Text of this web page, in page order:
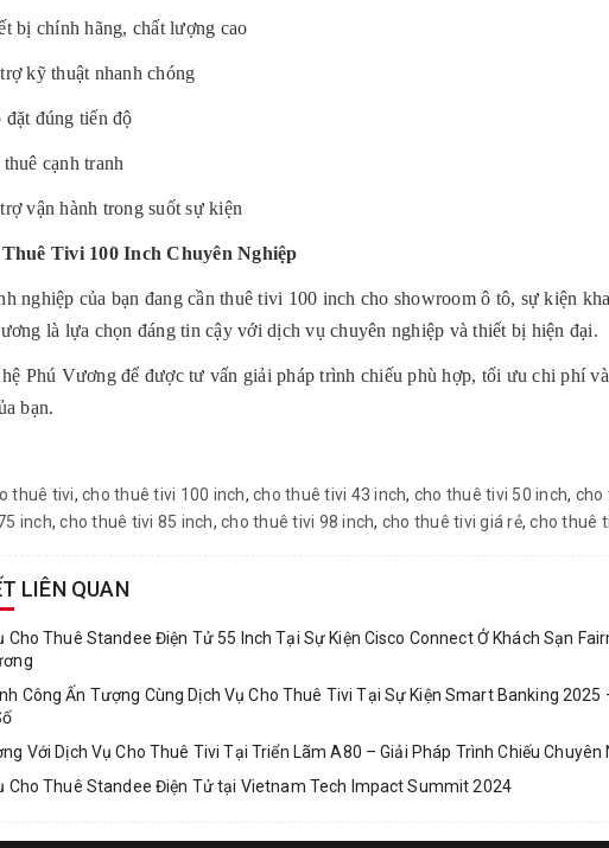
bị chính hãng, chất lượng cao
kỹ thuật nhanh chóng
đặt đúng tiến độ
cạnh tranh
vận hành trong suốt sự kiện
Tivi 100 Inch Chuyên Nghiệp
nghiệp của bạn đang cần thuê tivi 100 inch cho showroom ô tô, sự kiện
là lựa chọn đáng tin cậy với dịch vụ chuyên nghiệp và thiết bị hiện đại.
Phú Vương để được tư vấn giải pháp trình chiếu phù hợp, tối ưu chi phí
bạn.
thuê tivi, cho thuê tivi 100 inch, cho thuê tivi 43 inch, cho thuê tivi 50 inch, cho
inch,cho thuê tivi 85 inch, cho thuê tivi 98 inch, cho thuê tivi giá rẻ,cho thuê
LIÊN QUAN
Cho Thuê Standee Điện Tử 55 Inch Tại Sự Kiện Cisco Connect Ở Khách Sạn
Công Ấn Tượng Cùng Dịch Vụ Cho Thuê Tivi Tại Sự Kiện Smart Banking 2025
Với Dịch Vụ Cho Thuê Tivi Tại Triển Lãm A80 – Giải Pháp Trình Chiếu Chuyên
Cho Thuê Standee Điện Tử tại Vietnam Tech Impact Summit 2024